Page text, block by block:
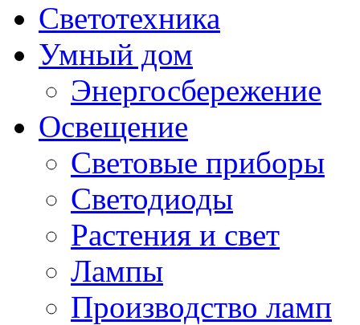
Светотехника
Умный дом
Энергосбережение
Освещение
Световые приборы
Светодиоды
Растения и свет
Лампы
Производство ламп